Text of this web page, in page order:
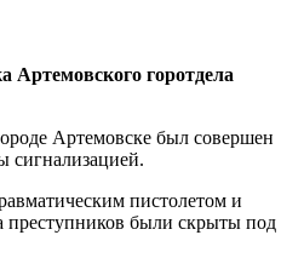
Артемовского горотдела
Артемовске был совершен
сигнализацией.
пистолетом и
преступников были скрыты под